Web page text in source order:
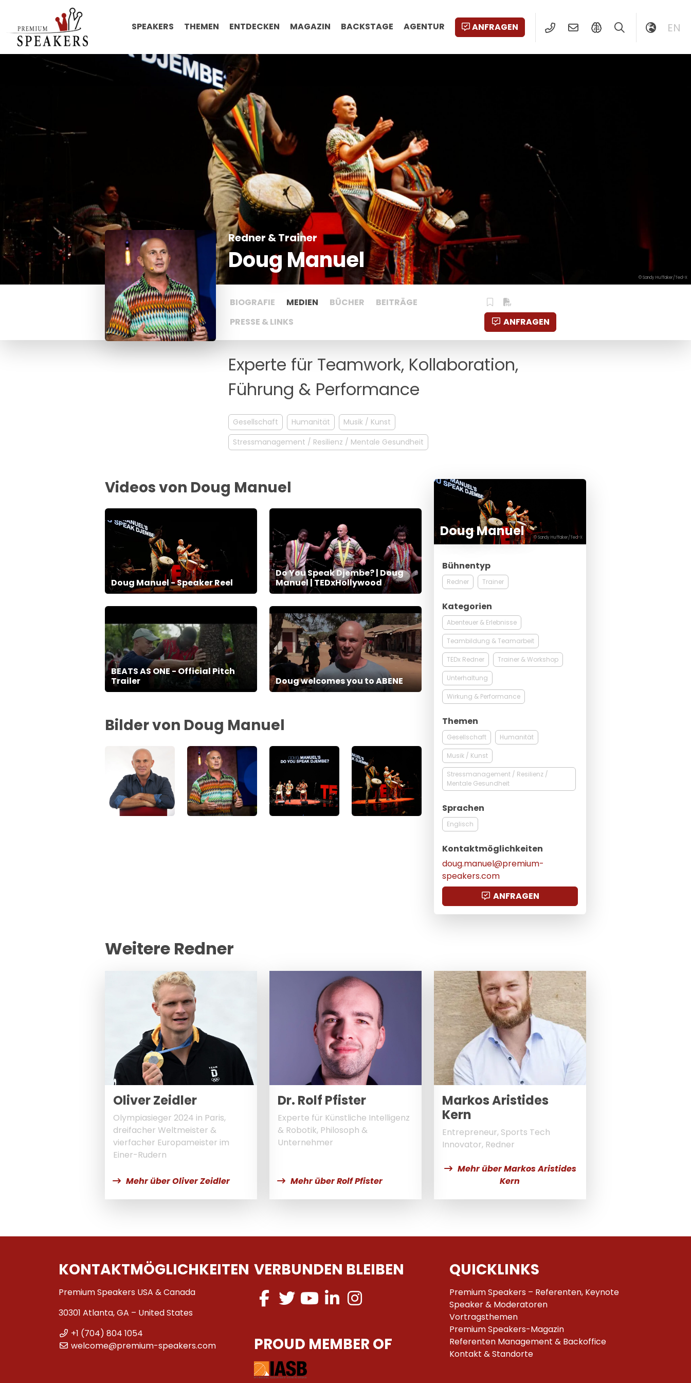
SPEAKERS THEMEN ENTDECKEN MAGAZIN BACKSTAGE AGENTUR ANFRAGEN EN
© Sandy Huffaker/Ted-X
Redner & Trainer
Doug Manuel
BIOGRAFIE MEDIEN BÜCHER
BEITRÄGE
PRESSE & LINKS
ANFRAGEN
Experte für Teamwork, Kollaboration,
Führung & Performance
Gesellschaft Humanität
Musik / Kunst
Stressmanagement / Resilienz / Mentale Gesundheit
Videos von Doug Manuel
Doug Manuel - Speaker Reel
Do You Speak Djembe? | Doug
Manuel | TEDxHollywood
BEATS AS ONE - Official Pitch
Trailer
Doug welcomes you to ABENE
Bilder von Doug Manuel
© Sandy Huffaker/Ted-X
Doug Manuel
Bühnentyp
Redner Trainer
Kategorien
Abenteuer & Erlebnisse
Teambildung & Teamarbeit
TEDx Redner Trainer & Workshop
Unterhaltung
Wirkung & Performance
Themen
Gesellschaft Humanität
Musik / Kunst
Stressmanagement / Resilienz /
Mentale Gesundheit
Sprachen
Englisch
Kontaktmöglichkeiten
doug.manuel@premium-
speakers.com
ANFRAGEN
Weitere Redner
Oliver Zeidler
Olympiasieger 2024 in Paris,
dreifacher Weltmeister &
vierfacher Europameister im
Einer-Rudern
Mehr über Oliver Zeidler
Dr. Rolf Pfister
Experte für Künstliche Intelligenz
& Robotik, Philosoph &
Unternehmer
Mehr über Rolf Pfister
Markos Aristides
Kern
Entrepreneur, Sports Tech
Innovator, Redner
Mehr über Markos Aristides
Kern
KONTAKTMÖGLICHKEITEN
Premium Speakers USA & Canada
30301 Atlanta, GA – United States
+1 (704) 804 1054
welcome@premium-speakers.com
VERBUNDEN BLEIBEN
PROUD MEMBER OF
QUICKLINKS
Premium Speakers – Referenten, Keynote
Speaker & Moderatoren
Vortragsthemen
Premium Speakers-Magazin
Referenten Management & Backoffice
Kontakt & Standorte